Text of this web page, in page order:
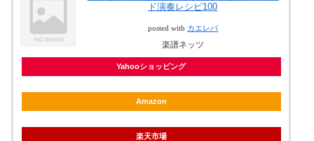
ド演奏レシピ100
posted with カエレバ
楽譜ネッツ
Yahooショッピング
Amazon
楽天市場